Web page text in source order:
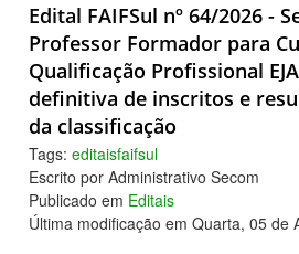
Edital FAIFSul nº 64/2026 -
Professor Formador para
Qualificação Profissional
definitiva de inscritos e
da classificação
Tags: editaisfaifsul
Escrito por Administrativo Secom
Publicado em Editais
Última modificação em Quarta, 05 de